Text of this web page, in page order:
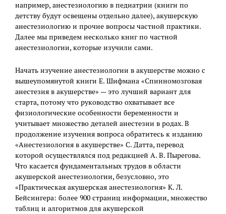
например, анестезиологию в педиатрии (книги по
детству будут освещены отдельно далее), акушерскую
анестезиологию и прочие вопросы частной практики.
Далее мы приведем несколько книг по частной
анестезиологии, которые изучили сами.
Начать изучение анестезиологии в акушерстве можно с
вышеупомянутой книги Е. Шифмана «Спинномозговая
анестезия в акушерстве» — это лучший вариант для
старта, потому что руководство охватывает все
физиологические особенности беременности и
учитывает множество деталей анестезии в родах. В
продолжение изучения вопроса обратитесь к изданию
«Анестезиология в акушерстве» С. Датта, перевод
которой осуществлялся под редакцией А. В. Пырегова.
Что касается фундаментальных трудов в области
акушерской анестезиологии, безусловно, это
«Практическая акушерская анестезиология» К. Л.
Бейсингера: более 900 страниц информации, множество
таблиц и алгоритмов для акушерской